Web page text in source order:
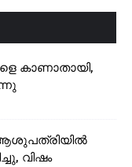
കാണാതായി,
ആശുപത്രിയിൽ
വിഷം